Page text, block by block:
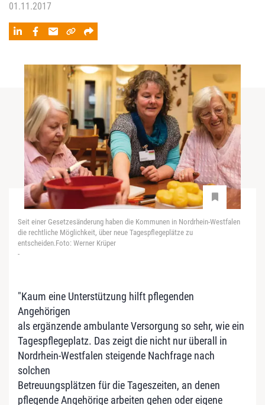
01.11.2017
Seit einer Gesetzesänderung haben die Kommunen in Nordrhein-Westfalen
die rechtliche Möglichkeit, über neue Tagespflegeplätze zu
entscheiden.Foto: Werner Krüper
-
"Kaum eine Unterstützung hilft pflegenden
Angehörigen
als ergänzende ambulante Versorgung so sehr, wie ein
Tagespflegeplatz. Das zeigt die nicht nur überall in
Nordrhein-Westfalen steigende Nachfrage nach
solchen
Betreuungsplätzen für die Tageszeiten, an denen
pflegende Angehörige arbeiten gehen oder eigene